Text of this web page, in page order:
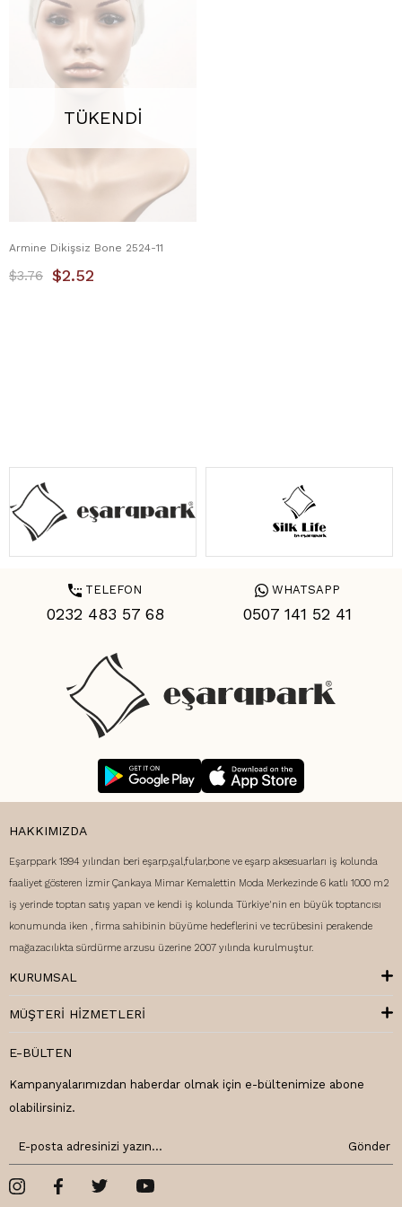
TÜKENDI
Armine Dikişsiz Bone 2524-11
$2.52
$3.76
TELEFON
0232 483 57 68
WHATSAPP
0507 141 52 41
HAKKIMIZDA
Eşarppark 1994 yılından beri eşarp,şal,fular,bone ve eşarp aksesuarları iş kolunda
faaliyet gösteren İzmir Çankaya Mimar Kemalettin Moda Merkezinde 6 katlı 1000 m2
iş yerinde toptan satış yapan ve kendi iş kolunda Türkiye'nin en büyük toptancısı
konumunda iken , firma sahibinin büyüme hedeflerini ve tecrübesini perakende
mağazacılıkta sürdürme arzusu üzerine 2007 yılında kurulmuştur.
KURUMSAL
MÜŞTERI HIZMETLERI
E-BÜLTEN
Kampanyalarımızdan haberdar olmak için e-bültenimize abone
olabilirsiniz.
Gönder